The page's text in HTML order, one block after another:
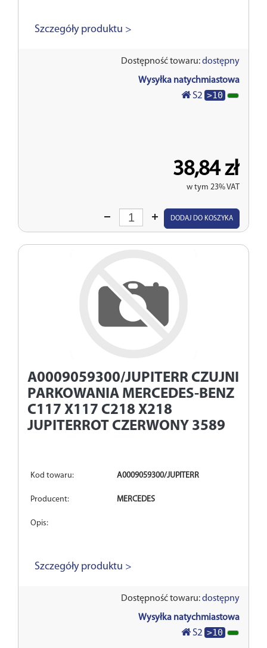
Szczegóły produktu >
Dostępność towaru:dostępny
Wysyłka natychmiastowa
S2 >10
38,84 zł
w tym 23% VAT
Wprowadź
DODAJ DO KOSZYKA
A0009059300/JUPITERR CZUJNIK
PARKOWANIA MERCEDES-BENZ
C117 X117 C218 X218
JUPITERROT CZERWONY 3589
Kod towaru: A0009059300/JUPITERR
Producent: MERCEDES
Opis:
Szczegóły produktu >
Dostępność towaru:dostępny
Wysyłka natychmiastowa
S2 >10